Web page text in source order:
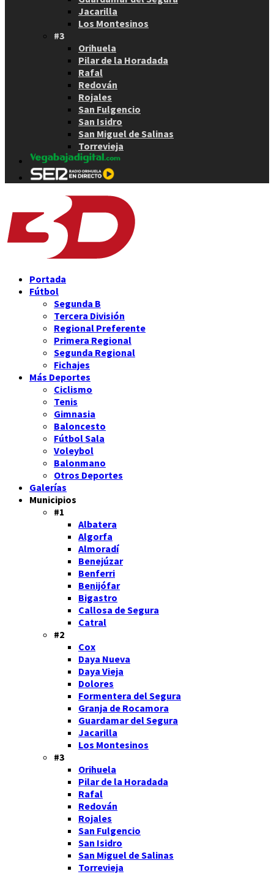
Jacarilla
Los Montesinos
#3
Orihuela
Pilar de la Horadada
Rafal
Redován
Rojales
San Fulgencio
San Isidro
San Miguel de Salinas
Torrevieja
Portada
Fútbol
Segunda B
Tercera División
Regional Preferente
Primera Regional
Segunda Regional
Fichajes
Más Deportes
Ciclismo
Tenis
Gimnasia
Baloncesto
Fútbol Sala
Voleybol
Balonmano
Otros Deportes
Galerías
Municipios
#1
Albatera
Algorfa
Almoradí
Benejúzar
Benferri
Benijófar
Bigastro
Callosa de Segura
Catral
#2
Cox
Daya Nueva
Daya Vieja
Dolores
Formentera del Segura
Granja de Rocamora
Guardamar del Segura
Jacarilla
Los Montesinos
#3
Orihuela
Pilar de la Horadada
Rafal
Redován
Rojales
San Fulgencio
San Isidro
San Miguel de Salinas
Torrevieja